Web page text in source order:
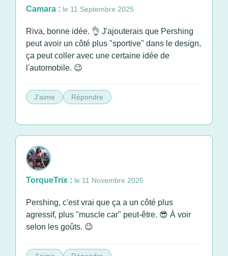
Camara : le 11 Septembre 2025
Riva, bonne idée. 👌 J'ajouterais que Pershing
peut avoir un côté plus "sportive" dans le design,
ça peut coller avec une certaine idée de
l'automobile. 😉
J'aime Répondre
TorqueTrix : le 11 Novembre 2025
Pershing, c'est vrai que ça a un côté plus
agressif, plus "muscle car" peut-être. 😎 À voir
selon les goûts. 😉